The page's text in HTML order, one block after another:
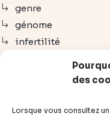
des
Lorsque vous consultez
genre
génome
infertilité
objection de